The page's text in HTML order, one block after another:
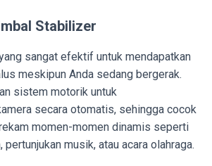
Stabilizer
sangat efektif untuk mendapatkan
meskipun Anda sedang bergerak.
sistem motorik untuk
secara otomatis, sehingga cocok
momen-momen dinamis seperti
musik, atau acara olahraga.